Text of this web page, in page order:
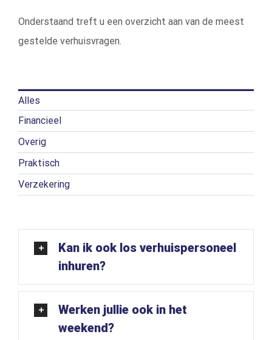
Onderstaand treft u een overzicht aan van de meest
gestelde verhuisvragen.
Alles
Financieel
Overig
Praktisch
Verzekering
Kan ik ook los verhuispersoneel
inhuren?
Werken jullie ook in het
weekend?